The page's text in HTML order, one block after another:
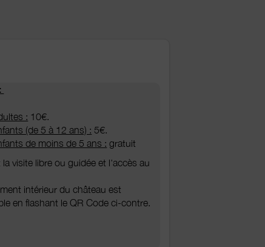
: 10€.
(de 5 à 12 ans) : 5€.
de moins de 5 ans : gratuit
la visite libre ou guidée et l'accès au
intérieur du château est
en flashant le QR Code ci-contre.